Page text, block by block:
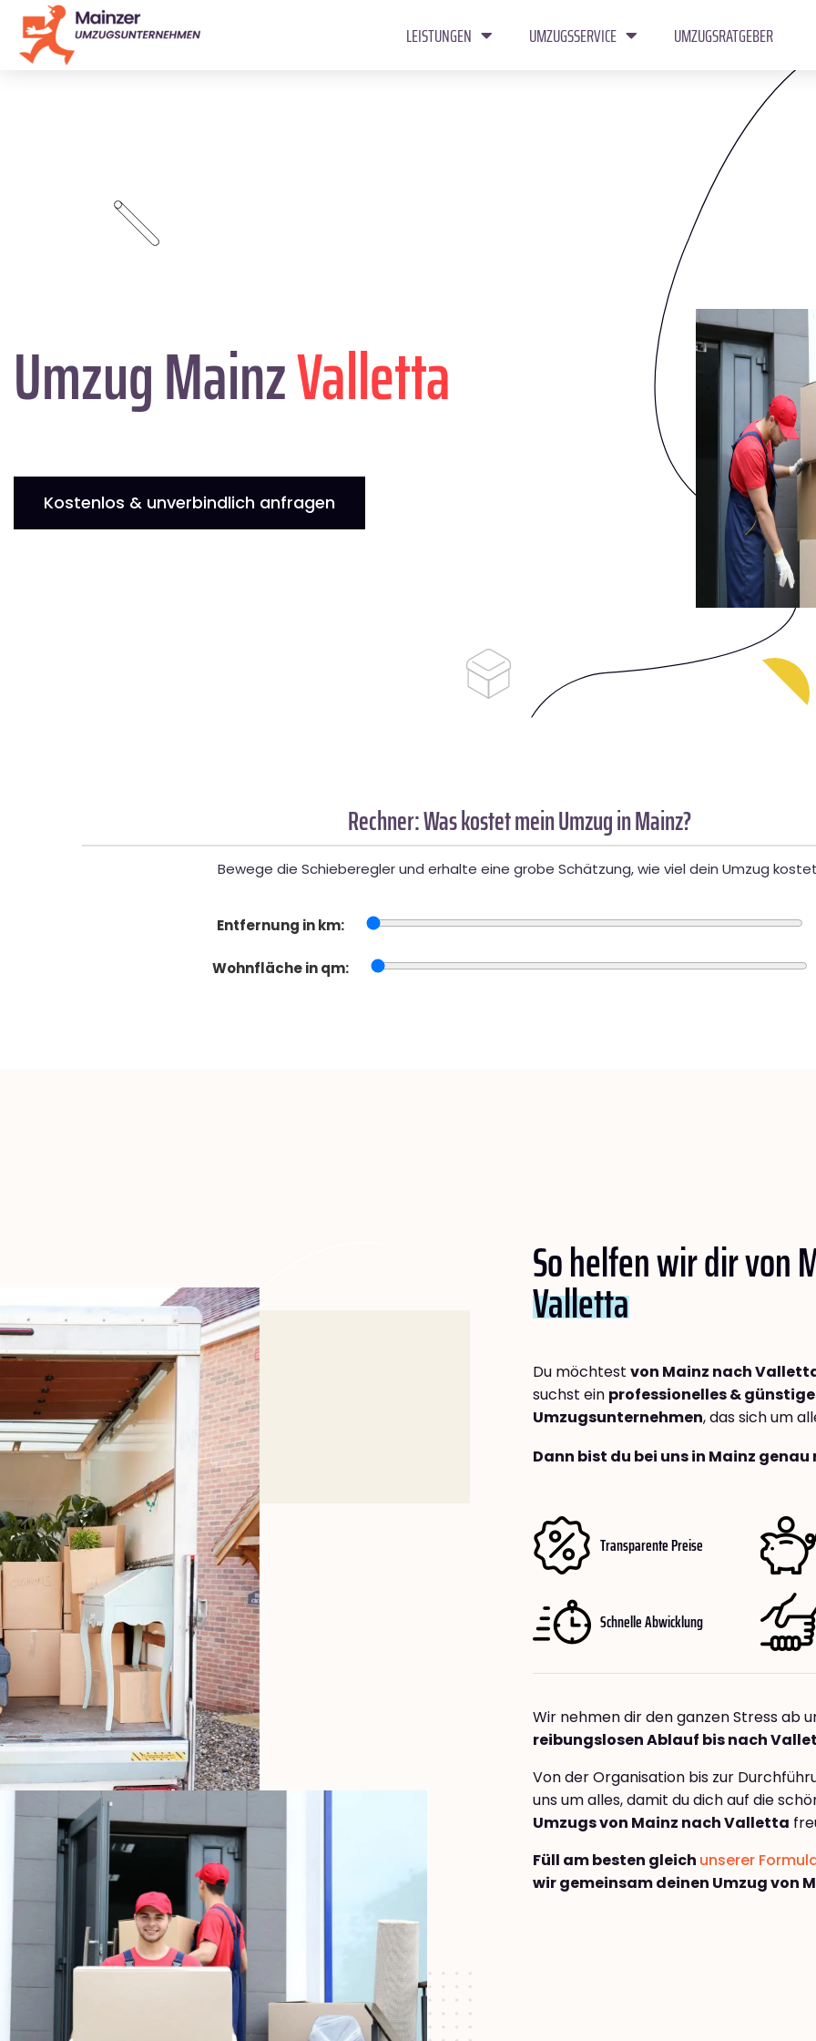
LEISTUNGEN UMZUGSSERVICE UMZUGSRATGEBER
Umzug MainzValletta
Kostenlos & unverbindlich anfragen
Rechner: Was kostet mein Umzug in Mainz?
Bewege die Schieberegler und erhalte eine grobe Schätzung, wie viel dein Umzug
Entfernung in km:
Wohnfläche in qm:
So helfen wir dir von
Valletta
Du möchtest von Mainz nach
suchst ein professionelles &
Umzugsunternehmen, das sich um
Dann bist du bei uns in Mainz
Transparente Preise
Schnelle Abwicklung
Wir nehmen dir den ganzen Stress ab
reibungslosen Ablauf bis nach
Von der Organisation bis zur
uns um alles, damit du dich auf die
Umzugs von Mainz nach Valletta
Füll am besten gleich unserer
wir gemeinsam deinen Umzug von